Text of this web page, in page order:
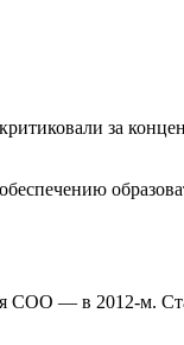
за
— в 2012-м.